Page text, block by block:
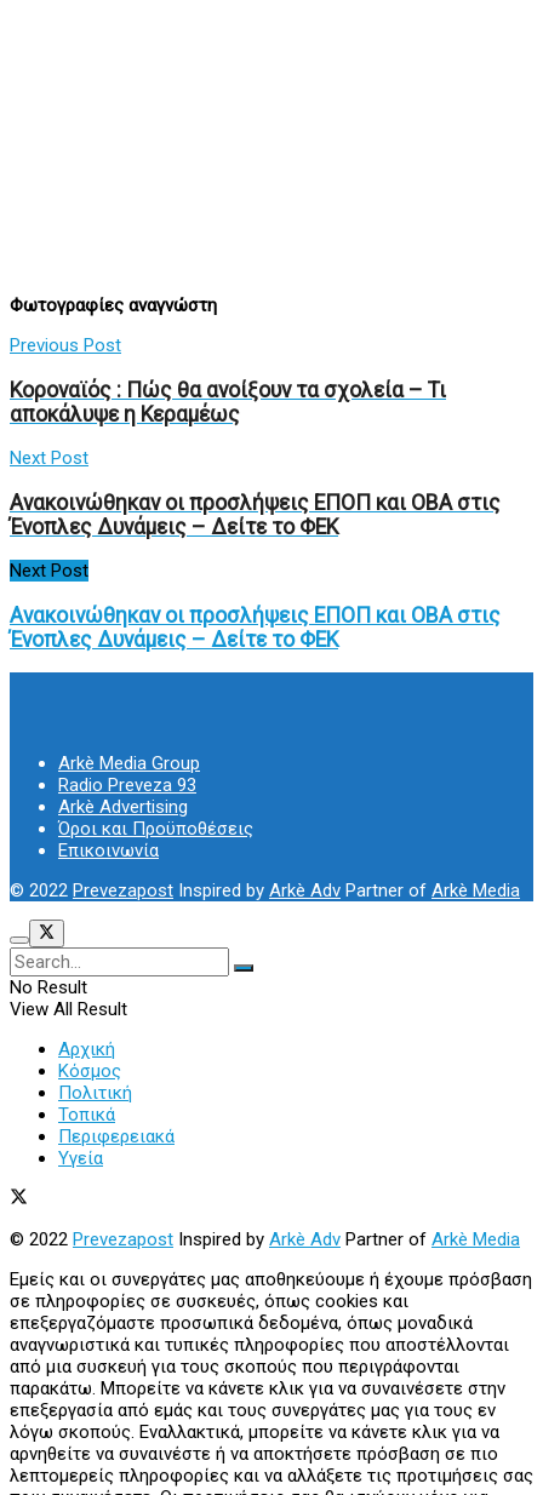
Φωτογραφίες αναγνώστη
Previous Post
Κοροναϊός : Πώς θα ανοίξουν τα σχολεία – Τι
αποκάλυψε η Κεραμέως
Next Post
Ανακοινώθηκαν οι προσλήψεις ΕΠΟΠ και ΟΒΑ στις
Ένοπλες Δυνάμεις – Δείτε το ΦΕΚ
Next Post
Ανακοινώθηκαν οι προσλήψεις ΕΠΟΠ και ΟΒΑ στις
Ένοπλες Δυνάμεις – Δείτε το ΦΕΚ
Arkè Media Group
Radio Preveza 93
Arkè Advertising
Όροι και Προϋποθέσεις
Επικοινωνία
© 2022 Prevezapost Inspired by Arkè Adv Partner of Arkè Media
No Result
View All Result
Αρχική
Κόσμος
Πολιτική
Τοπικά
Περιφερειακά
Υγεία
© 2022 Prevezapost Inspired by Arkè Adv Partner of Arkè Media
Εμείς και οι συνεργάτες μας αποθηκεύουμε ή έχουμε πρόσβαση
σε πληροφορίες σε συσκευές, όπως cookies και
επεξεργαζόμαστε προσωπικά δεδομένα, όπως μοναδικά
αναγνωριστικά και τυπικές πληροφορίες που αποστέλλονται
από μια συσκευή για τους σκοπούς που περιγράφονται
παρακάτω. Μπορείτε να κάνετε κλικ για να συναινέσετε στην
επεξεργασία από εμάς και τους συνεργάτες μας για τους εν
λόγω σκοπούς. Εναλλακτικά, μπορείτε να κάνετε κλικ για να
αρνηθείτε να συναινέστε ή να αποκτήσετε πρόσβαση σε πιο
λεπτομερείς πληροφορίες και να αλλάξετε τις προτιμήσεις σας